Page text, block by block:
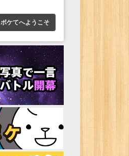
ボケてへようこそ